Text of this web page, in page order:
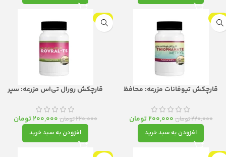
-9%
قارچکش تیوفانات مزرعه: محافظ
220,000تومان200,000 تومان
افزودن به سبد خرید
-9%
قارچکش رورال تی‌اس مزرعه: سپر
220,000تومان200,000 تومان
افزودن به سبد خرید